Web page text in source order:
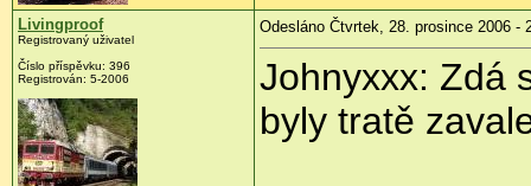
Livingproof
Registrovaný uživatel
Číslo příspěvku: 396
Registrován: 5-2006
Odesláno Čtvrtek, 28. prosince 2006 -
Johnyxxx: Zdá
byly tratě